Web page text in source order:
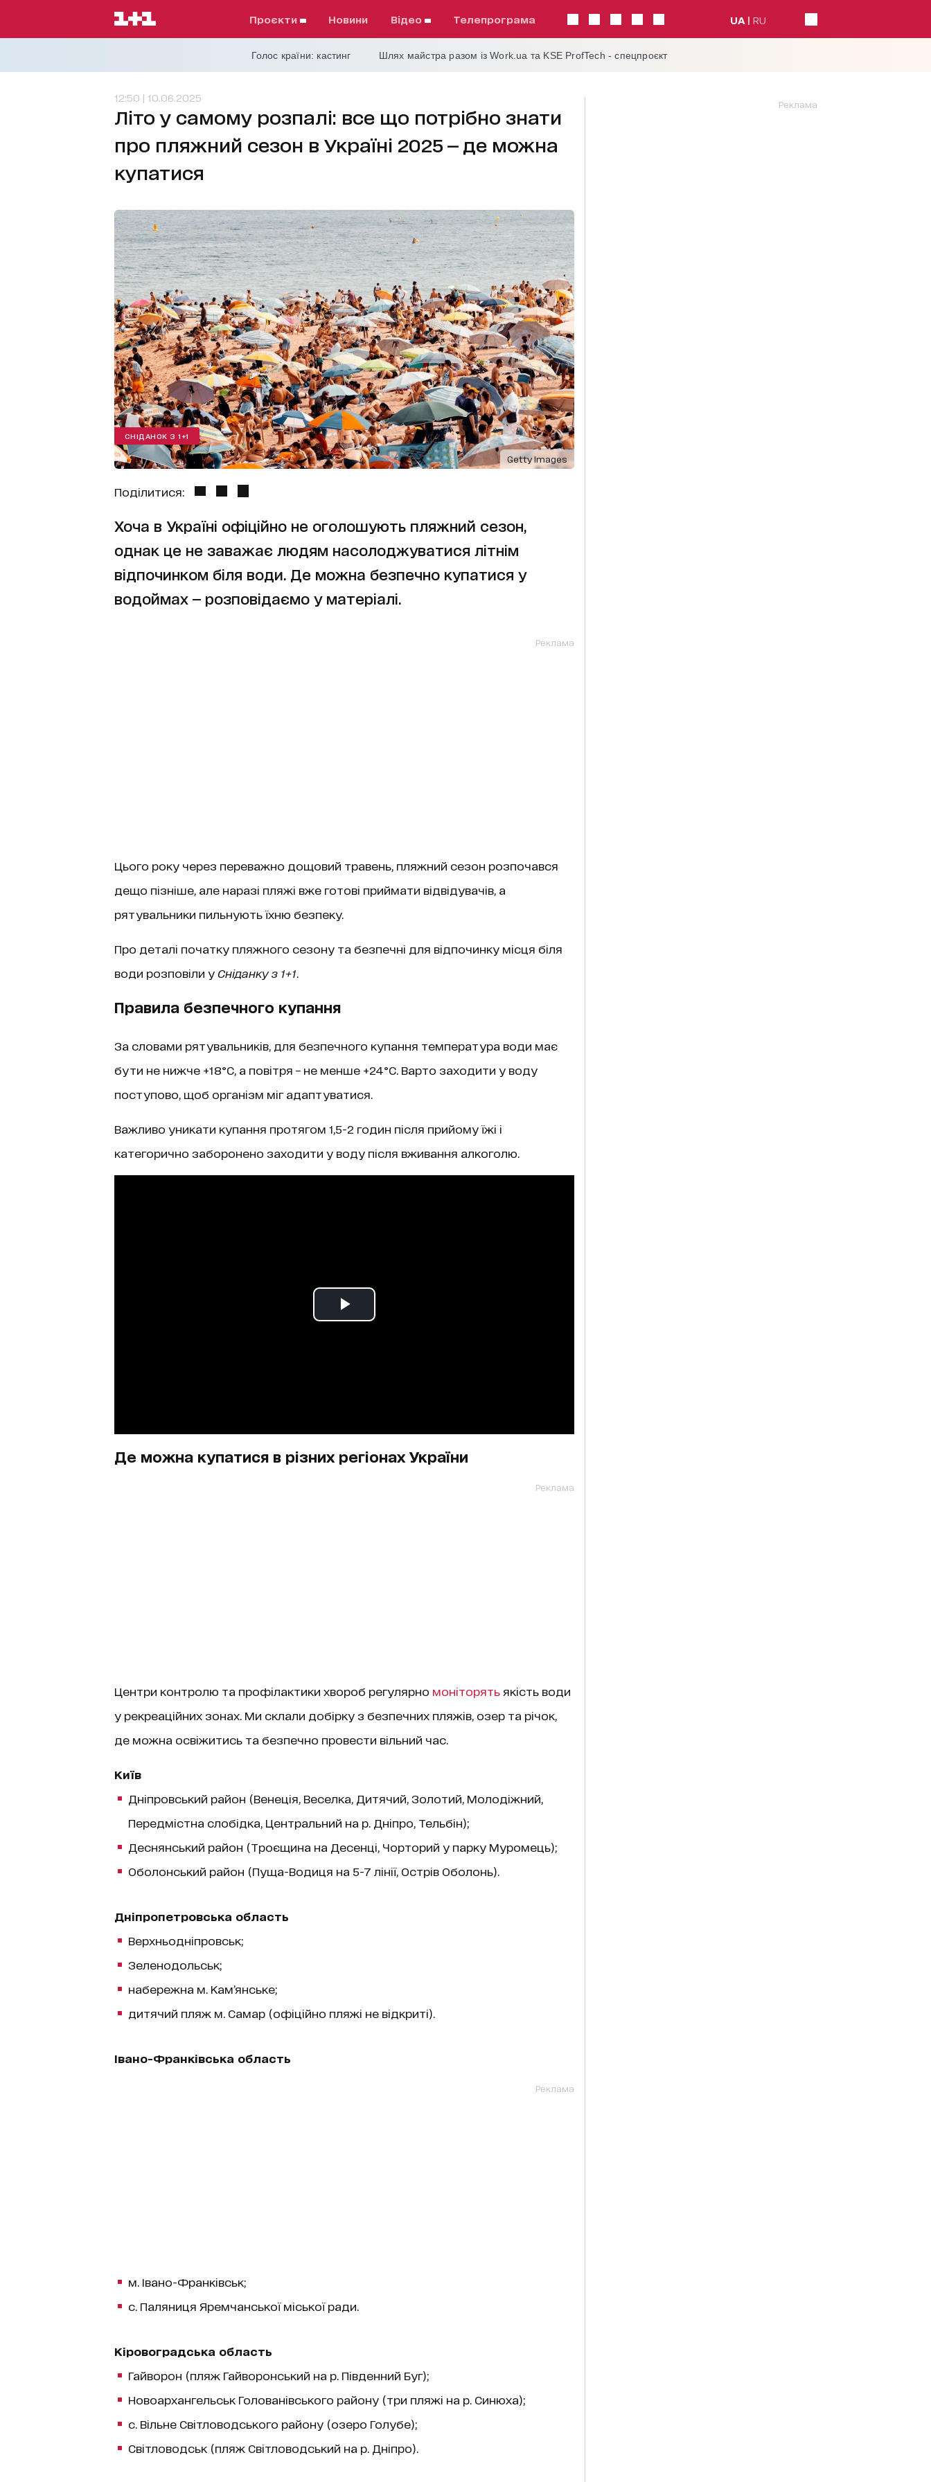
проєкти Новини відео телепрограма UA RU
Голос країни: кастинг Шлях майстра разом із Work.ua та KSE ProfTech - спецпроєкт
12:50 | 10.06.2025
Літо у самому розпалі: все що потрібно знати
про пляжний сезон в Україні 2025 — де можна
купатися
Getty Images
СНІДАНОК З 1+1
Поділитися:
Хоча в Україні офіційно не оголошують пляжний сезон,
однак це не заважає людям насолоджуватися літнім
відпочинком біля води. Де можна безпечно купатися у
водоймах — розповідаємо у матеріалі.
Реклама
Цього року через переважно дощовий травень, пляжний сезон розпочався
дещо пізніше, але наразі пляжі вже готові приймати відвідувачів, а
рятувальники пильнують їхню безпеку.
Про деталі початку пляжного сезону та безпечні для відпочинку місця біля
води розповіли у Сніданку з 1+1
Правила безпечного купання
За словами рятувальників, для безпечного купання температура води має
бути не нижче +18°C, а повітря – не менше +24°C. Варто заходити у воду
поступово, щоб організм міг адаптуватися.
Важливо уникати купання протягом 1,5-2 годин після прийому їжі і
категорично заборонено заходити у воду після вживання алкоголю.
Де можна купатися в різних регіонах України
Реклама
Центри контролю та профілактики хвороб регулярно моніторятьякість води
у рекреаційних зонах. Ми склали добірку з безпечних пляжів, озер та річок,
де можна освіжитись та безпечно провести вільний час.
Київ
Дніпровський район (Венеція, Веселка, Дитячий, Золотий, Молодіжний,
Передмістна слобідка, Центральний на р. Дніпро, Тельбін);
Деснянський район (Троєщина на Десенці, Чорторий у парку Муромець);
Оболонський район (Пуща-Водиця на 5-7 лінії, Острів Оболонь).
Дніпропетровська область
Верхньодніпровськ;
Зеленодольськ;
набережна м. Кам’янське;
дитячий пляж м. Самар (офіційно пляжі не відкриті).
Івано-Франківська область
Реклама
м. Івано-Франківськ;
с. Паляниця Яремчанської міської ради.
Кіровоградська область
Гайворон (пляж Гайворонський на р. Південний Буг);
Новоархангельськ Голованівського району (три пляжі на р. Синюха);
с. Вільне Світловодського району (озеро Голубе);
Світловодськ (пляж Світловодський на р. Дніпро).
Реклама